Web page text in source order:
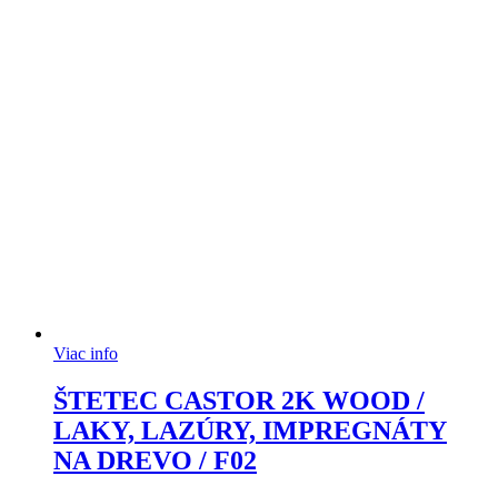
Viac info
ŠTETEC CASTOR 2K WOOD /
LAKY, LAZÚRY, IMPREGNÁTY
NA DREVO / F02